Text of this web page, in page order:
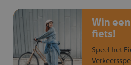
Win
fiets!
Speel het